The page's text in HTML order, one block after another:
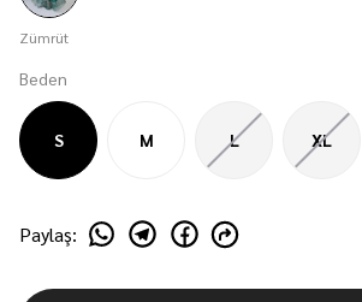
Zümrüt
Beden
S M L XL
Paylaş: